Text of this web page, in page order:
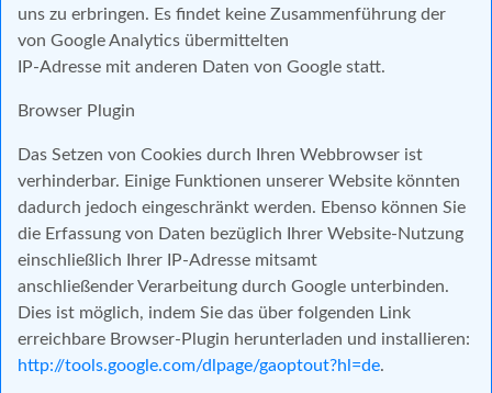
uns zu erbringen. Es findet keine Zusammenführung der
von Google Analytics übermittelten
IP-Adresse mit anderen Daten von Google statt.
Browser Plugin
Das Setzen von Cookies durch Ihren Webbrowser ist
verhinderbar. Einige Funktionen unserer Website könnten
dadurch jedoch eingeschränkt werden. Ebenso können Sie
die Erfassung von Daten bezüglich Ihrer Website-Nutzung
einschließlich Ihrer IP-Adresse mitsamt
anschließender Verarbeitung durch Google unterbinden.
Dies ist möglich, indem Sie das über folgenden Link
erreichbare Browser-Plugin herunterladen und installieren:
http://tools.google.com/dlpage/gaoptout?hl=de.